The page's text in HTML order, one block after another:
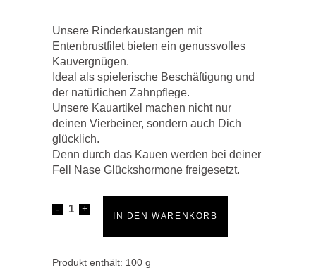
Unsere Rinderkaustangen mit
Entenbrustfilet bieten ein genussvolles
Kauvergnügen.
Ideal als spielerische Beschäftigung und
der natürlichen Zahnpflege.
Unsere Kauartikel machen nicht nur
deinen Vierbeiner, sondern auch Dich
glücklich.
Denn durch das Kauen werden bei deiner
Fell Nase Glückshormone freigesetzt.
Rinderkaustange
Entenbrust
IN DEN WARENKORB
Produkt enthält: 100 g